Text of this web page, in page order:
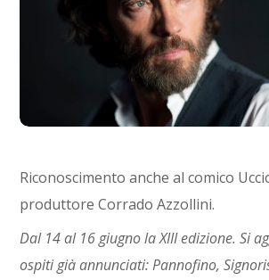
Riconoscimento anche al comico
produttore Corrado Azzollini.
Dal 14 al 16 giugno la XIII edizione. Si
ospiti già annunciati: Pannofino,